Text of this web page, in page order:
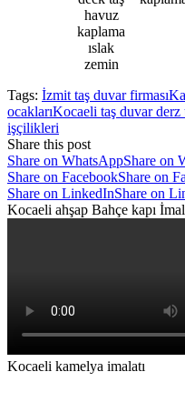
havuz
kaplama
ıslak
zemin
Tags: İzmit taş duvar firması
ocaklarıKocaeli taş duvar derz
işçilikleri
Share this post
Share on WhatsAppShare on
Share on FacebookShare on
Share on LinkedInShare on
Kocaeli ahşap Bahçe kapı
Kocaeli kamelya imalatı